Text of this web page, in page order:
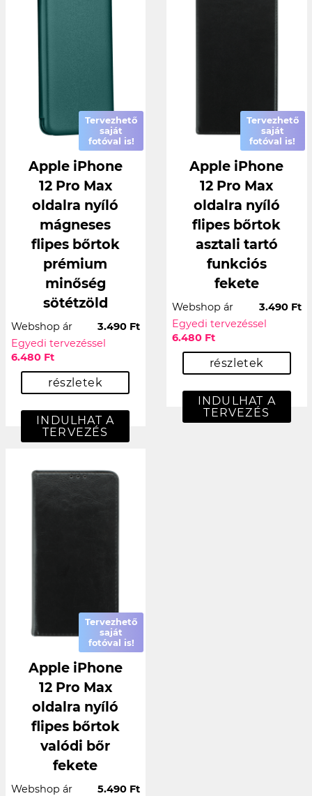
Tervezhető
saját
fotóval is!
Apple iPhone
12 Pro Max
oldalra nyíló
mágneses
flipes bőrtok
prémium
minőség
sötétzöld
Webshop ár
3.490 Ft
Egyedi tervezéssel
6.480 Ft
részletek
INDULHAT A
TERVEZÉS
Tervezhető
saját
fotóval is!
Apple iPhone
12 Pro Max
oldalra nyíló
flipes bőrtok
asztali tartó
funkciós
fekete
Webshop ár
3.490 Ft
Egyedi tervezéssel
6.480 Ft
részletek
INDULHAT A
TERVEZÉS
Tervezhető
saját
fotóval is!
Apple iPhone
12 Pro Max
oldalra nyíló
flipes bőrtok
valódi bőr
fekete
Webshop ár
5.490 Ft